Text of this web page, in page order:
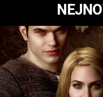
RYCHLE A
ZBĚSILE 10
PREDÁTOR